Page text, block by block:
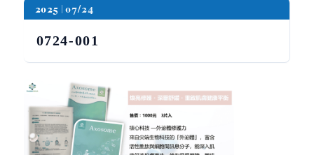
2025 07/24
0724-001